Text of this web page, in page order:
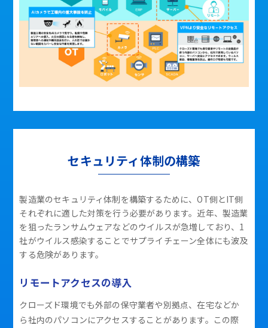
セキュリティ体制の構築
製造業のセキュリティ体制を構築するために、OT側とIT側
それぞれに適した対策を行う必要があります。近年、製造業
を狙ったランサムウェアなどのウイルスが急増しており、1
社がウイルス感染することでサプライチェーン全体にも波及
する危険があります。
リモートアクセスの導入
クローズド環境でも外部の保守業者や別拠点、在宅などか
ら社内のパソコンにアクセスすることがあります。この際